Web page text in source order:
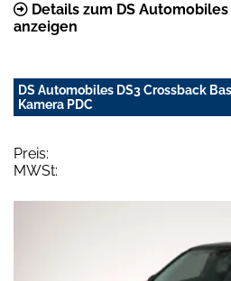
Details zum DS Automobiles
anzeigen
DS Automobiles DS3 Crossback
Kamera PDC
Preis:
MWSt: